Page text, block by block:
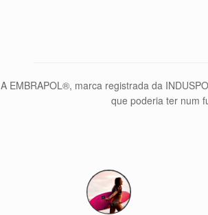
A EMBRAPOL®, marca registrada da
que poderia ter num